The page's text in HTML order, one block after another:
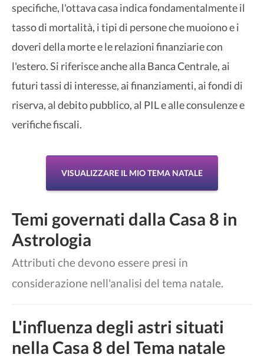
specifiche, l'ottava casa indica fondamentalmente il
tasso di mortalità, i tipi di persone che muoiono e i
doveri della morte e le relazioni finanziarie con
l'estero. Si riferisce anche alla Banca Centrale, ai
futuri tassi di interesse, ai finanziamenti, ai fondi di
riserva, al debito pubblico, al PIL e alle consulenze e
verifiche fiscali.
VISUALIZZARE IL MIO TEMA NATALE
Temi governati dalla Casa 8 in
Astrologia
Attributi che devono essere presi in
considerazione nell'analisi del tema natale.
L'influenza degli astri situati
nella Casa 8 del Tema natale